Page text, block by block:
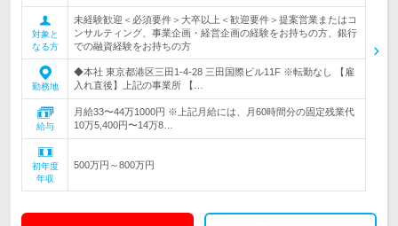
対象と
なる方
未経験歓迎＜必須要件＞大卒以上＜歓迎要件＞提案営業またはコ
ンサルティング、事業企画・経営企画の経験をお持ちの方、銀行
での融資経験をお持ちの方
勤務地
◆本社 東京都港区三田1-4-28 三田国際ビル11F ※転勤なし 【雇
入れ直後】上記の事業所 【…
給与
月給33〜44万1000円 ※上記月給には、月60時間分の固定残業代
10万5,400円〜14万8…
初年度
年収
500万円～800万円